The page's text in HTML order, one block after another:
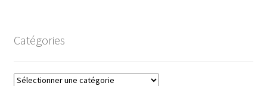
Catégories
Catégories